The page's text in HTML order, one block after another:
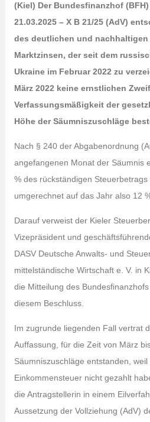
(Kiel) Der Bundesfinanzhof
21.03.2025 – X B 21/25 (AdV)
des deutlichen und nachhaltigen
Marktzinsen, der seit dem
Ukraine im Februar 2022 zu
März 2022 keine ernstlichen
Verfassungsmäßigkeit der
Höhe der Säumniszuschläge
Nach § 240 der Abgabenordnung
angefangenen Monat der Säumnis
% des rückständigen Steuerbetrags
umgerechnet auf das Jahr also 12
Darauf verweist der Kieler
Vizepräsident und
DASV Deutsche Anwalts- und
mittelständische Wirtschaft e. V. in
die Mitteilung des
diesem Beschluss.
Im zugrunde liegenden Fall vertrat
Auffassung, für die Zeit von März
Säumniszuschläge entstanden,
Einkommensteuer nicht gezahlt
die Antragstellerin in einem
Aussetzung der Vollziehung (AdV)